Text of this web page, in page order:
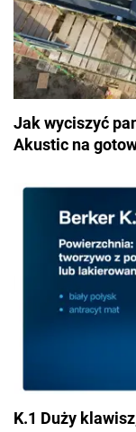
Jak wyciszyć
Akustic na
K.1 Duży